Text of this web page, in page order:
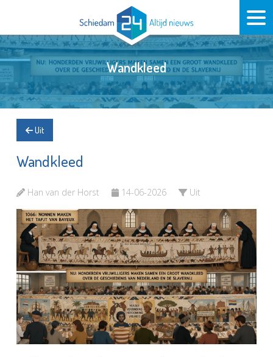
Wandkleed
Uit
Wandkleed
Han van der Horst 14-06-2026 Uit